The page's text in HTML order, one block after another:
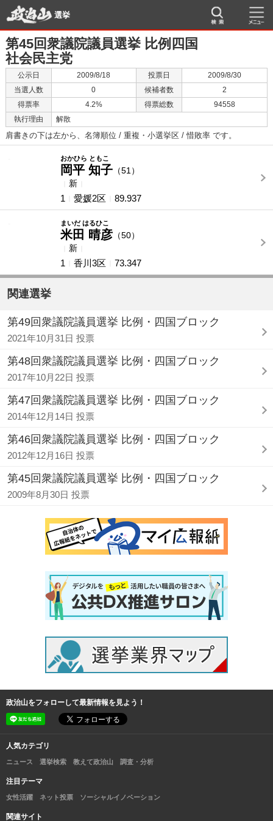
選挙
第45回衆議院議員選挙 比例四国
社会民主党
公示日 2009/8/18 投票日
2009/8/30
当選人数
0 候補者数
2
得票率
4.2% 得票総数
94558
執行理由
解散
肩書きの下は左から、名簿順位 / 重複・小選挙区 / 惜敗率 です。
おかひら ともこ
岡平 知子 （51）
新
1
愛媛2区 89.937
まいだ はるひこ
米田 晴彦 （50）
新
1
香川3区 73.347
関連選挙
第49回衆議院議員選挙 比例・四国ブロック
2021年10月31日 投票
第48回衆議院議員選挙 比例・四国ブロック
2017年10月22日 投票
第47回衆議院議員選挙 比例・四国ブロック
2014年12月14日 投票
第46回衆議院議員選挙 比例・四国ブロック
2012年12月16日 投票
第45回衆議院議員選挙 比例・四国ブロック
2009年8月30日 投票
政治山をフォローして最新情報を見よう！
人気カテゴリ
ニュース 選挙検索 教えて政治山 調査・分析
注目テーマ
女性活躍 ネット投票 ソーシャルイノベーション
関連サイト